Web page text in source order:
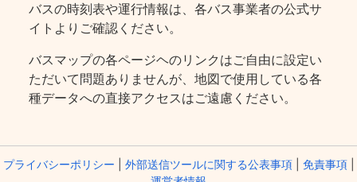
バスの時刻表や運行情報は、各バス事業者の公式サ
イトよりご確認ください。
バスマップの各ページヘのリンクはご自由に設定い
ただいて問題ありませんが、地図で使用している各
種データへの直接アクセスはご遠慮ください。
プライバシーポリシー 外部送信ツールに関する公表事項| 免責事項|